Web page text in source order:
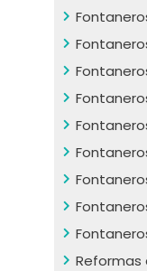
Reformas